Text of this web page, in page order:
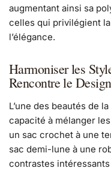
augmentant ainsi sa
celles qui privilégient
l’élégance.
Harmoniser les
Rencontre le Design
L’une des beautés de
capacité à mélanger
un sac crochet à une
sac demi-lune à une
contrastes